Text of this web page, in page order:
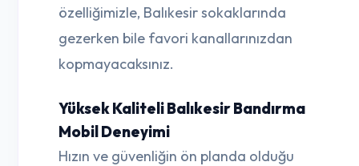
özelliğimizle, Balıkesir sokaklarında
gezerken bile favori kanallarınızdan
kopmayacaksınız.
Yüksek Kaliteli Balıkesir Bandırma
Mobil Deneyimi
Hızın ve güvenliğin ön planda olduğu